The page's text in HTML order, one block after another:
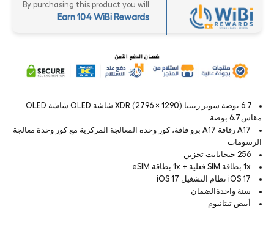
By purchasing this product you will
Earn 104 WiBi Rewards
6.7 بوصة سوبر ريتينا XDR (2796 × 1290) شاشة OLED شاشة OLED
مقاس 6.7 بوصة
A17 رقاقة A17 برو قاقة، كور وحده المعالجة المركزية مع كور وحدة معالجة
الرسومات
256 جيجابايت تخزين
1x بطاقة SIM فعلية + 1x بطاقة eSIM
iOS 17 نظام التشغيل iOS 17
سنة واحدةالضمان
أبيض تيتانيوم